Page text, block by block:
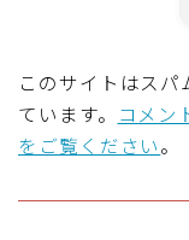
このサイトはス
ています。 コメン
をご覧ください。